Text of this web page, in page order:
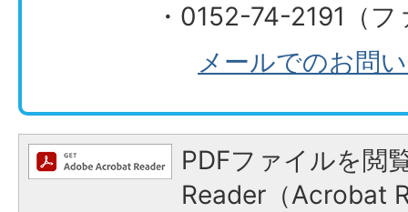
・0152-74-2191（
メールでのお問
PDFファイルを閲
Reader（Acrobat